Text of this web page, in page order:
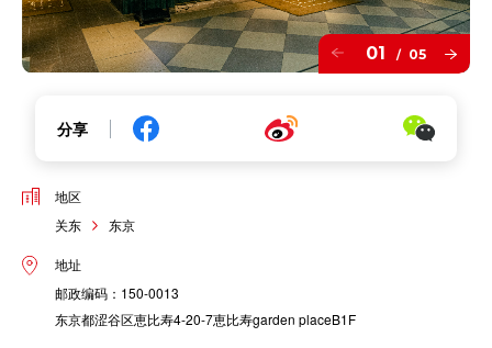
01 / 05
分享
地区
关东
东京
地址
邮政编码：150-0013
东京都涩谷区恵比寿4-20-7恵比寿garden placeB1F